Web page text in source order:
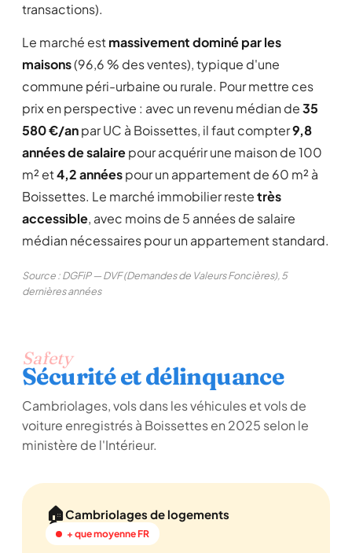
transactions).
Le marché estmassivement dominé par les
maisons(96,6 % des ventes), typique d'une
commune péri-urbaine ou rurale. Pour mettre ces
prix en perspective : avec un revenu médian de35
580 €/anpar UC à Boissettes, il faut compter9,8
années de salairepour acquérir une maison de 100
m² et4,2 annéespour un appartement de 60 m² à
Boissettes. Le marché immobilier restetrès
accessible, avec moins de 5 années de salaire
médian nécessaires pour un appartement standard.
Source : DGFiP — DVF (Demandes de Valeurs Foncières), 5
dernières années
Safety
Sécurité et délinquance
Cambriolages, vols dans les véhicules et vols de
voiture enregistrés à Boissettes en 2025 selon le
ministère de l'Intérieur.
🏠Cambriolages de logements
+ que moyenne FR